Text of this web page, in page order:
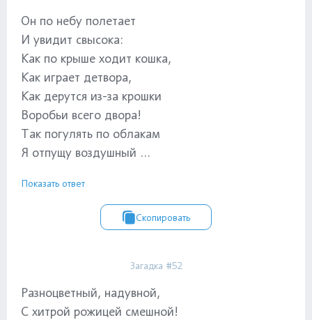
Он по небу полетает
И увидит свысока:
Как по крыше ходит кошка,
Как играет детвора,
Как дерутся из-за крошки
Воробьи всего двора!
Так погулять по облакам
Я отпущу воздушный ...
Показать ответ
Скопировать
Загадка #52
Разноцветный, надувной,
С хитрой рожицей смешной!